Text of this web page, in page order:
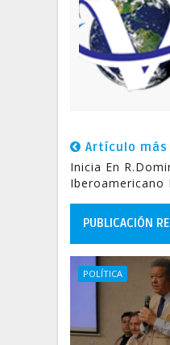
Artículo
Inicia En
Iberoamericano
PUBLICACIÓN
POLÍTICA